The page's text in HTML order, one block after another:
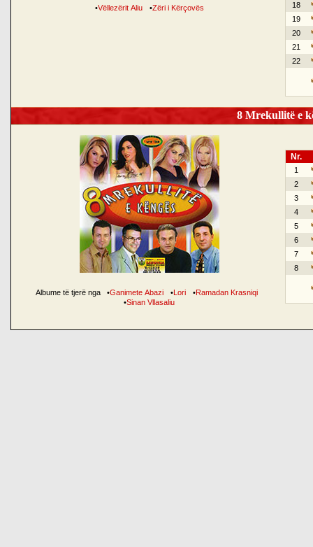
•Vëllezërit Aliu •Zëri i Kërçovës
18
19
20
21
22
8 Mrekullitë e
Albume të tjerë nga •Ganimete Abazi •Lori •Ramadan Krasniqi
•Sinan Vllasaliu
Nr.
1
2
3
4
5
6
7
8